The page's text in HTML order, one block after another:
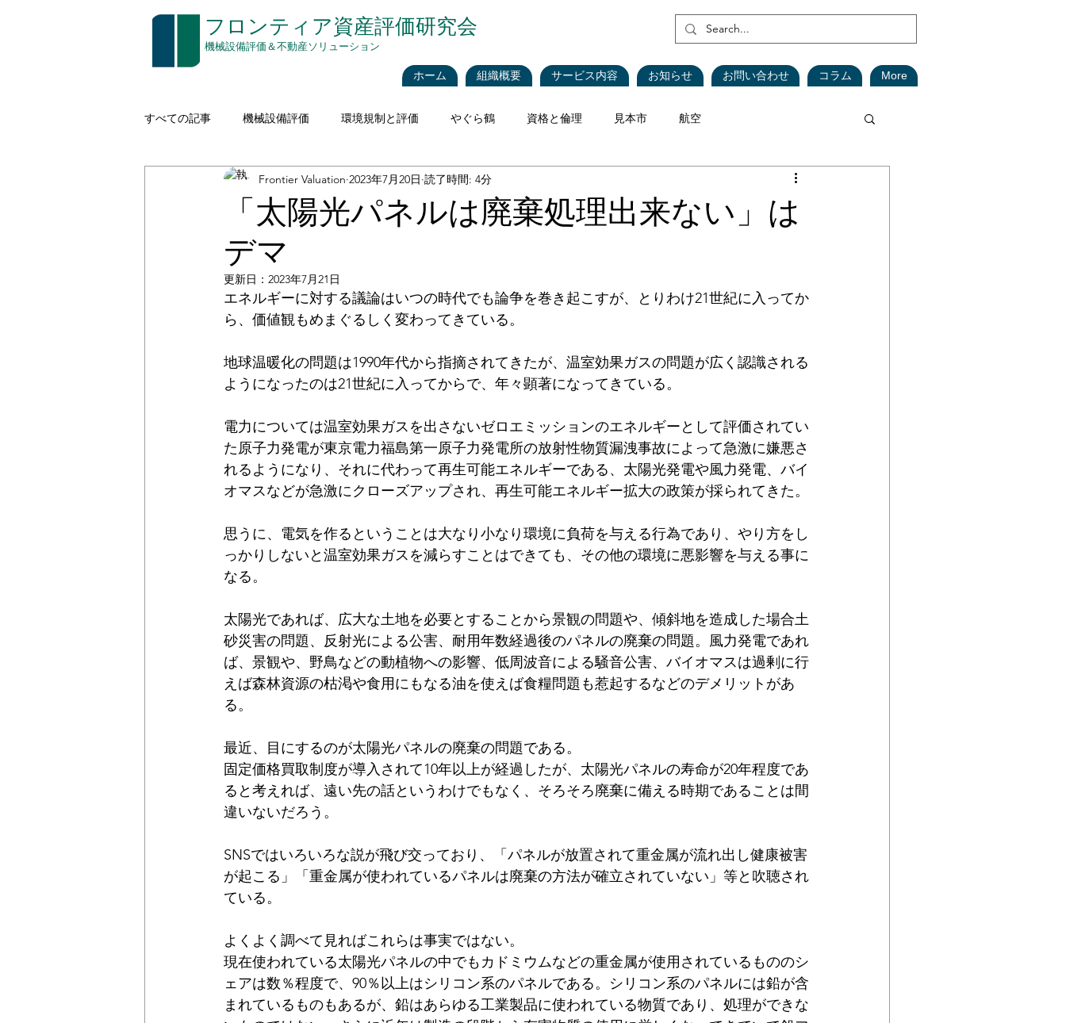
​フロンティア資産評価研究会
​機械設備評価＆不動産ソリューション
ホーム 組織概要 サービス内容 お知らせ お問い合わせ コラム More
すべての記事 機械設備評価 環境規制と評価 やぐら鶴 資格と倫理 見本市 航空
建設機械（イエローアイロン） 評価理論 税法と評価
空き家対策 印刷
コストアプローチ 無形資産評価 CEIV 工作機械 Blockchain 現地調査における安全対策 SDGs
時価 固定資産税
「太陽光パネルは廃棄処理出来ない」は
デマ
Frontier Valuation 2023年7月20日 読了時間: 4分
更新日： 2023年7月21日
エネルギーに対する議論はいつの時代でも論争を巻き起こすが、とりわけ21世紀に入ってか
ら、価値観もめまぐるしく変わってきている。
地球温暖化の問題は1990年代から指摘されてきたが、温室効果ガスの問題が広く認識される
ようになったのは21世紀に入ってからで、年々顕著になってきている。
電力については温室効果ガスを出さないゼロエミッションのエネルギーとして評価されてい
た原子力発電が東京電力福島第一原子力発電所の放射性物質漏洩事故によって急激に嫌悪さ
れるようになり、それに代わって再生可能エネルギーである、太陽光発電や風力発電、バイ
オマスなどが急激にクローズアップされ、再生可能エネルギー拡大の政策が採られてきた。
思うに、電気を作るということは大なり小なり環境に負荷を与える行為であり、やり方をし
っかりしないと温室効果ガスを減らすことはできても、その他の環境に悪影響を与える事に
なる。
太陽光であれば、広大な土地を必要とすることから景観の問題や、傾斜地を造成した場合土
砂災害の問題、反射光による公害、耐用年数経過後のパネルの廃棄の問題。風力発電であれ
ば、景観や、野鳥などの動植物への影響、低周波音による騒音公害、バイオマスは過剰に行
えば森林資源の枯渇や食用にもなる油を使えば食糧問題も惹起するなどのデメリットがあ
る。
最近、目にするのが太陽光パネルの廃棄の問題である。
固定価格買取制度が導入されて10年以上が経過したが、太陽光パネルの寿命が20年程度であ
ると考えれば、遠い先の話というわけでもなく、そろそろ廃棄に備える時期であることは間
違いないだろう。
SNSではいろいろな説が飛び交っており、「パネルが放置されて重金属が流れ出し健康被害
が起こる」「重金属が使われているパネルは廃棄の方法が確立されていない」等と吹聴され
ている。
よくよく調べて見ればこれらは事実ではない。
現在使われている太陽光パネルの中でもカドミウムなどの重金属が使用されているもののシ
ェアは数％程度で、90％以上はシリコン系のパネルである。シリコン系のパネルには鉛が含
まれているものもあるが、鉛はあらゆる工業製品に使われている物質であり、処理ができな